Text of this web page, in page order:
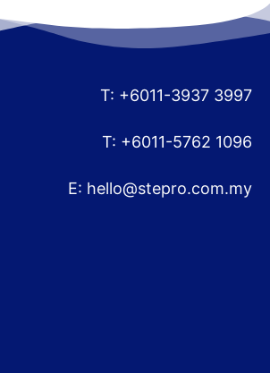
T: +6011-3937 3997
T: +6011-5762 1096
E: hello@stepro.com.my